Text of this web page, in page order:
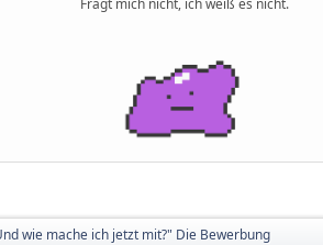
wie mache ich jetzt mit?" Die Bewerbung